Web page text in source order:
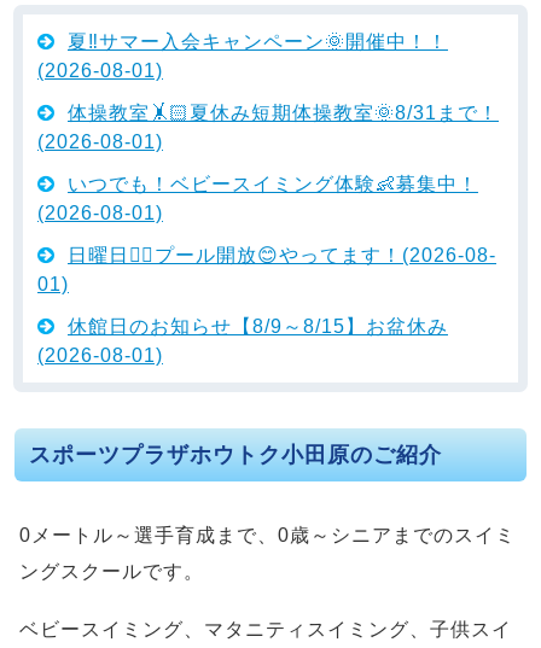
夏‼️サマー入会キャンペーン🌞開催中！！
(2026-08-01)
体操教室🤸🏻夏休み短期体操教室🌞8/31まで！
(2026-08-01)
いつでも！ベビースイミング体験👶募集中！
(2026-08-01)
日曜日🏊🏻プール開放😊やってます！(2026-08-
01)
休館日のお知らせ【8/9～8/15】お盆休み
(2026-08-01)
スポーツプラザホウトク小田原のご紹介
0メートル～選手育成まで、0歳～シニアまでのスイミ
ングスクールです。
ベビースイミング、マタニティスイミング、子供スイ